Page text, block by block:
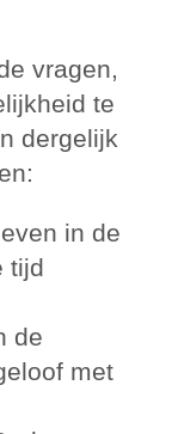
vragen,
te
dergelijk
in de
tijd
de
met